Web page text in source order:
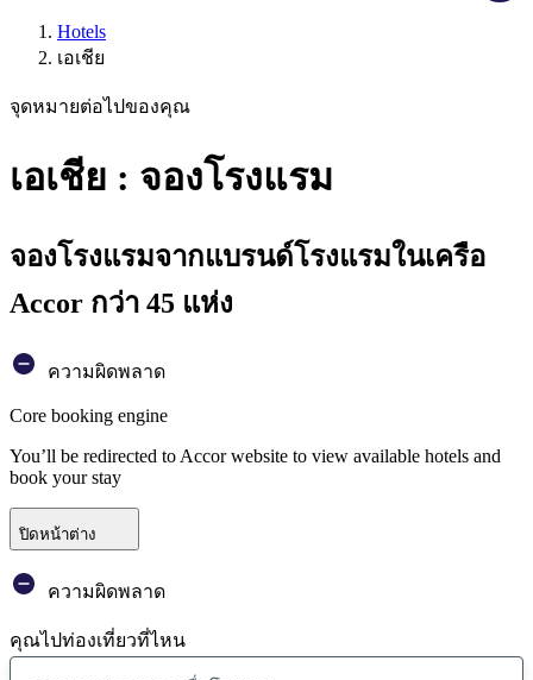
Hotels
เอเชีย
จุดหมายต่อไปของคุณ
เอเชีย : จองโรงแรม
จองโรงแรมจากแบรนด์โรงแรมในเครือ
Accor กว่า 45 แห่ง
ความผิดพลาด
Core booking engine
You’ll be redirected to Accor website to view available hotels and
book your stay
ปิดหน้าต่าง
ความผิดพลาด
คุณไปท่องเที่ยวที่ไหน